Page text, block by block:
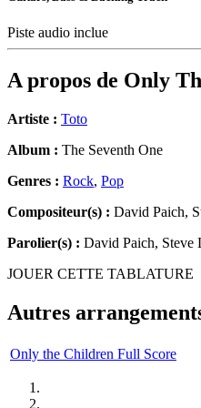
Piste audio inclue
A propos de Only
Artiste : Toto
Album : The Seventh One
Genres : Rock, Pop
Compositeur(s) : David Paich,
Parolier(s) : David Paich, Steve
JOUER CETTE TABLATURE
Autres
Only the Children Full Score